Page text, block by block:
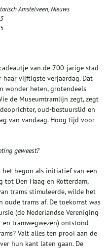
Amstelveen,Nieuws
van de 700-jarige stad
vijftigste verjaardag. Dat
wonder heten, grotendeels
de Museumtramlijn zegt, zegt
oud-bestuurslid en
van vandaag. Hoog tijd voor
geweest?
begon als initiatief van een
Den Haag en Rotterdam,
trams stimuleerde, wilde het
oude trams af. De toekomst was
(de Nederlandse Vereniging
tramwegwezen) ontstond
Valt alles ten prooi aan de
hun kant laten gaan. De